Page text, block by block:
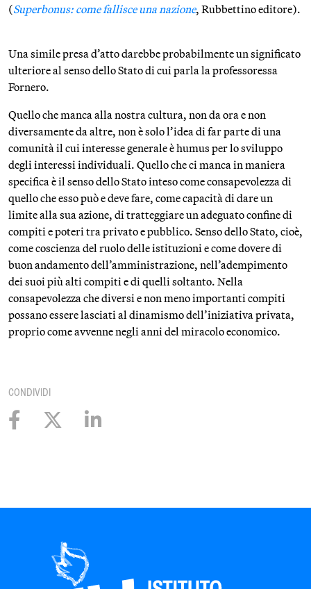
(Superbonus: come fallisce una nazione, Rubbettino editore).
Una simile presa d’atto darebbe probabilmente un significato
ulteriore al senso dello Stato di cui parla la professoressa
Fornero.
Quello che manca alla nostra cultura, non da ora e non
diversamente da altre, non è solo l’idea di far parte di una
comunità il cui interesse generale è humus per lo sviluppo
degli interessi individuali. Quello che ci manca in maniera
specifica è il senso dello Stato inteso come consapevolezza di
quello che esso può e deve fare, come capacità di dare un
limite alla sua azione, di tratteggiare un adeguato confine di
compiti e poteri tra privato e pubblico. Senso dello Stato, cioè,
come coscienza del ruolo delle istituzioni e come dovere di
buon andamento dell’amministrazione, nell’adempimento
dei suoi più alti compiti e di quelli soltanto. Nella
consapevolezza che diversi e non meno importanti compiti
possano essere lasciati al dinamismo dell’iniziativa privata,
proprio come avvenne negli anni del miracolo economico.
CONDIVIDI